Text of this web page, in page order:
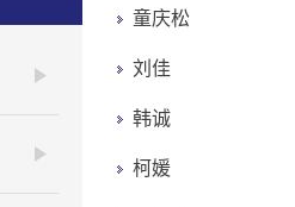
童庆松
刘佳
韩诚
柯媛